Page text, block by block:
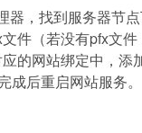
器，找到服务器节
件（若没有pfx文
的网站绑定中，添
后重启网站服务。